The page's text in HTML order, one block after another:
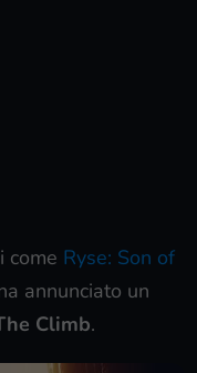
come Ryse: Son of
annunciato un
Climb.